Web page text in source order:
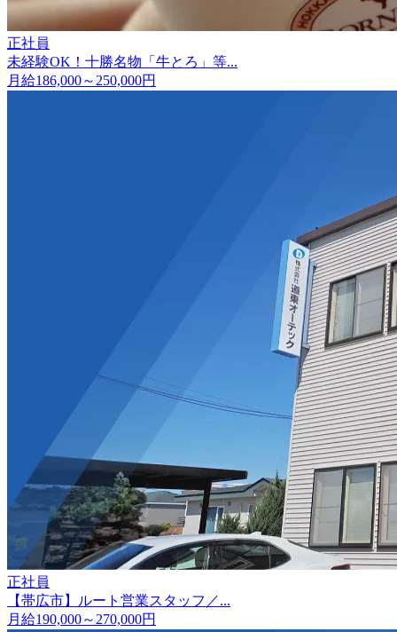
正社員
未経験OK！十勝名物「牛とろ」等...
月給186,000～250,000円
正社員
【帯広市】ルート営業スタッフ／...
月給190,000～270,000円